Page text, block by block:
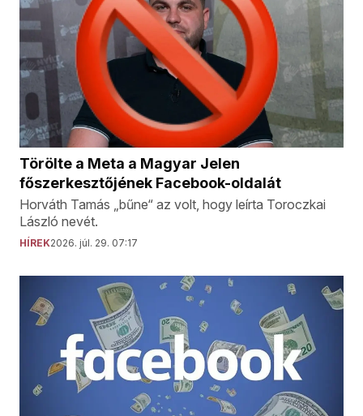
Törölte a Meta a Magyar Jelen
főszerkesztőjének Facebook-oldalát
Horváth Tamás „bűne“ az volt, hogy leírta Toroczkai
László nevét.
HÍREK2026. júl. 29. 07:17